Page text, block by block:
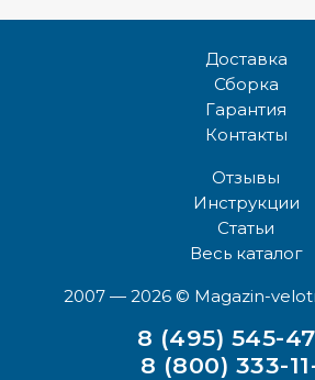
Доставка
Сборка
Гарантия
Контакты
Отзывы
Инструкции
Статьи
Весь каталог
2007 — 2026 © Magazin-
8 (495) 545-
8 (800) 333-